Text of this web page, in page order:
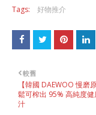
Tags: 好物推介
較舊
【韓國 DAEWOO 慢磨
鬆可榨出 95% 高純度
汁